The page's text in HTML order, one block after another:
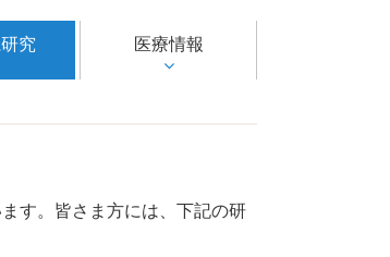
施設・駐車情報のご案内
薬品（長期収載品）の選
ＮＣＤデータベース事業
究 医療情報
す。皆さま方には、下記の研